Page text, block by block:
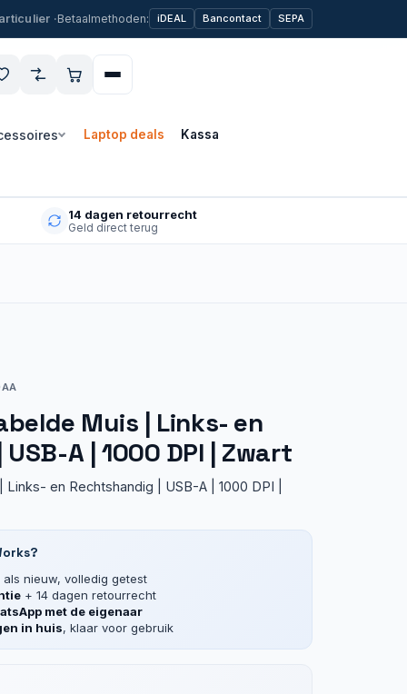
Betaalmethoden: iDEAL Bancontact SEPA
Laptop deals Kassa
14 dagen retourrecht
Geld direct terug
Muis | Links- en
A | 1000 DPI | Zwart
en Rechtshandig | USB-A | 1000 DPI |
nieuw, volledig getest
+ 14 dagen retourrecht
met de eigenaar
in huis, klaar voor gebruik